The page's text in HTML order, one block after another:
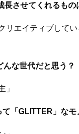
長させてくれるもの
リエイティブして
んな世代だと思う？
」
「GLITTER」なモ